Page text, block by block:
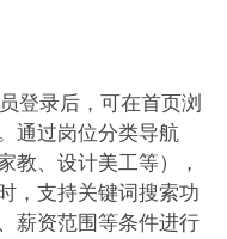
登录后，可在首页浏
通过岗位分类导航
教、设计美工等），
，支持关键词搜索功
薪资范围等条件进行